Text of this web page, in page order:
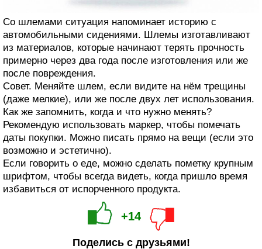
Со шлемами ситуация напоминает историю с
автомобильными сидениями. Шлемы изготавливают
из материалов, которые начинают терять прочность
примерно через два года после изготовления или же
после повреждения.
Совет. Меняйте шлем, если видите на нём трещины
(даже мелкие), или же после двух лет использования.
Как же запомнить, когда и что нужно менять?
Рекомендую использовать маркер, чтобы помечать
даты покупки. Можно писать прямо на вещи (если это
возможно и эстетично).
Если говорить о еде, можно сделать пометку крупным
шрифтом, чтобы всегда видеть, когда пришло время
избавиться от испорченного продукта.
+14
Поделись с друзьями!